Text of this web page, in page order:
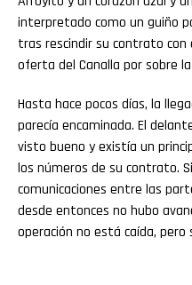
interpretado como un guiño
tras rescindir su contrato con
oferta del Canalla por sobre
Hasta hace pocos días, la
parecía encaminada. El
visto bueno y existía un
los números de su contrato.
comunicaciones entre las
desde entonces no hubo
operación no está caída, pero